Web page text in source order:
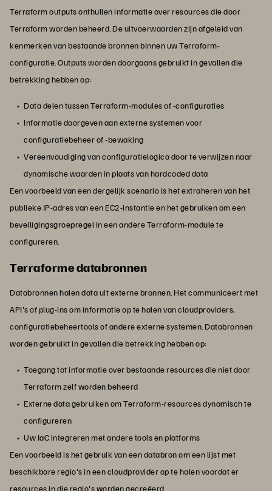
Terraform outputs onthullen informatie over resources die door
Terraform worden beheerd. De uitvoerwaarden zijn afgeleid van
kenmerken van bestaande bronnen binnen uw Terraform-
configuratie. Outputs worden doorgaans gebruikt in gevallen die
betrekking hebben op:
Data delen tussen Terraform-modules of -configuraties
Informatie doorgeven aan externe systemen voor
configuratiebeheer of -bewaking
Vereenvoudiging van configuratielogica door te verwijzen naar
dynamische waarden in plaats van hardcoded data
Een voorbeeld van een dergelijk scenario is het extraheren van het
publieke IP-adres van een EC2-instantie en het gebruiken om een
beveiligingsgroepregel in een andere Terraform-module te
configureren.
Terraforme databronnen
Databronnen halen data uit externe bronnen. Het communiceert met
API's of plug-ins om informatie op te halen van cloudproviders,
configuratiebeheertools of andere externe systemen. Databronnen
worden gebruikt in gevallen die betrekking hebben op:
Toegang tot informatie over bestaande resources die niet door
Terraform zelf worden beheerd
Externe data gebruiken om Terraform-resources dynamisch te
configureren
Uw IaC integreren met andere tools en platforms
Een voorbeeld is het gebruik van een databron om een lijst met
beschikbare regio's in een cloudprovider op te halen voordat er
resources in die regio's worden gecreëerd.